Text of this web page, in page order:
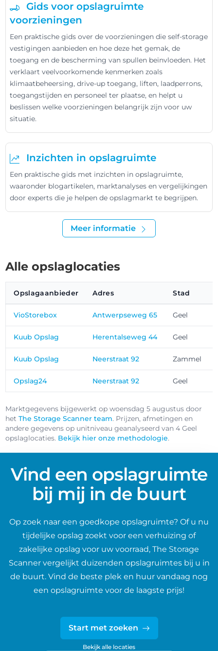
Gids voor opslagruimte
voorzieningen
Een praktische gids over de voorzieningen die self-storage
vestigingen aanbieden en hoe deze het gemak, de
toegang en de bescherming van spullen beïnvloeden. Het
verklaart veelvoorkomende kenmerken zoals
klimaatbeheersing, drive-up toegang, liften, laadperrons,
toegangstijden en personeel ter plaatse, en helpt u
beslissen welke voorzieningen belangrijk zijn voor uw
situatie.
Inzichten in opslagruimte
Een praktische gids met inzichten in opslagruimte,
waaronder blogartikelen, marktanalyses en vergelijkingen
door experts die je helpen de opslagmarkt te begrijpen.
Meer informatie
Alle opslaglocaties
Opslagaanbieder Adres Stad
VioStorebox Antwerpseweg 65 Geel
Kuub Opslag Herentalseweg 44 Geel
Kuub Opslag Neerstraat 92 Zammel
Opslag24 Neerstraat 92 Geel
Marktgegevens bijgewerkt op woensdag 5 augustus door
hetThe Storage Scanner team. Prijzen, afmetingen en
andere gegevens op unitniveau geanalyseerd van 4 Geel
opslaglocaties. Bekijk hier onze methodologie.
Vind een opslagruimte
bij mij in de buurt
Op zoek naar een goedkope opslagruimte? Of u nu
tijdelijke opslag zoekt voor een verhuizing of
zakelijke opslag voor uw voorraad, The Storage
Scanner vergelijkt duizenden opslagruimtes bij u in
de buurt. Vind de beste plek en huur vandaag nog
een opslagruimte voor de laagste prijs!
Start met zoeken
Bekijk alle locaties